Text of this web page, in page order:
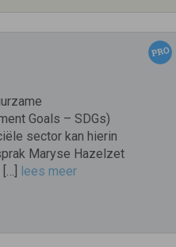
Goals – SDGs)
sector kan hierin
Maryse Hazelzet
lees meer